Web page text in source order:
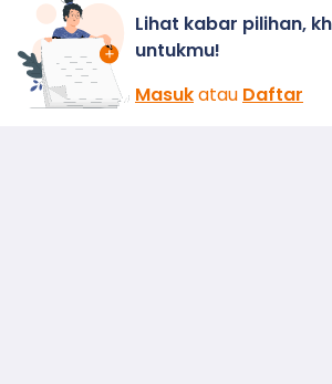
Lihat kabar pilihan,
untukmu!
Masukatau Daftar